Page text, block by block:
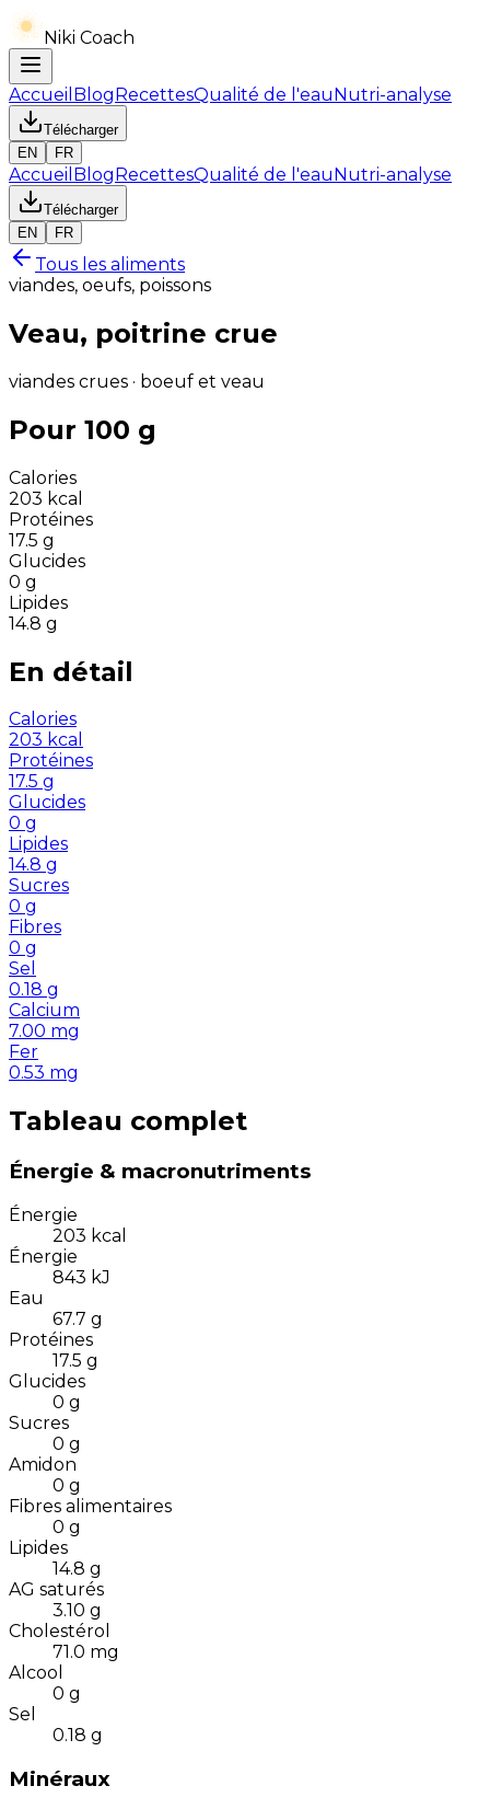
Niki Coach
Accueil BlogRecettesQualité de l'eauNutri-analyse
Télécharger
EN
FR
Accueil BlogRecettesQualité de l'eauNutri-analyse
Télécharger
EN
FR
Tous les aliments
viandes, oeufs, poissons
Veau, poitrine crue
viandes crues · boeuf et veau
Pour 100 g
Calories
203 kcal
Protéines
17.5 g
Glucides
0 g
Lipides
14.8 g
En détail
Calories
203 kcal
Protéines
17.5 g
Glucides
0 g
Lipides
14.8 g
Sucres
0 g
Fibres
0 g
Sel
0.18 g
Calcium
7.00 mg
Fer
0.53 mg
Tableau complet
Énergie & macronutriments
Énergie
203 kcal
Énergie
843 kJ
Eau
67.7 g
Protéines
17.5 g
Glucides
0 g
Sucres
0 g
Amidon
0 g
Fibres alimentaires
0 g
Lipides
14.8 g
AG saturés
3.10 g
Cholestérol
71.0 mg
Alcool
0 g
Sel
0.18 g
Minéraux